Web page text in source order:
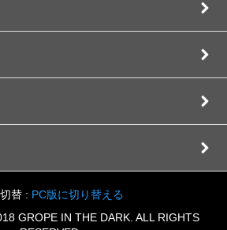
替 : PC版に切り替える
GROPE IN THE DARK. ALL RIGHTS